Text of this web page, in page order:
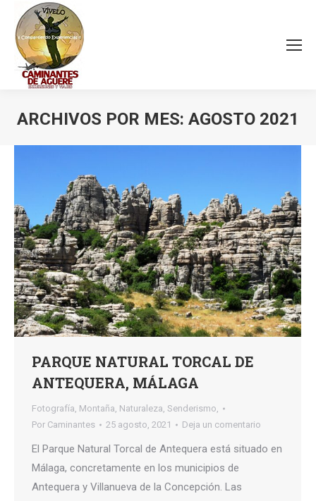
ARCHIVOS POR MES: AGOSTO 2021
PARQUE NATURAL TORCAL DE
ANTEQUERA, MÁLAGA
Fotografía, Montaña, Naturaleza, Senderismo,
Por Caminantes 25 agosto, 2021 Deja un comentario
El Parque Natural Torcal de Antequera está situado en
Málaga, concretamente en los municipios de
Antequera y Villanueva de la Concepción. Las